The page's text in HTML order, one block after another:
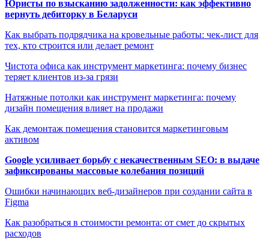
Юристы по взысканию задолженности: как эффективно
вернуть дебиторку в Беларуси
Как выбрать подрядчика на кровельные работы: чек-лист для
тех, кто строится или делает ремонт
Чистота офиса как инструмент маркетинга: почему бизнес
теряет клиентов из-за грязи
Натяжные потолки как инструмент маркетинга: почему
дизайн помещения влияет на продажи
Как демонтаж помещения становится маркетинговым
активом
Google усиливает борьбу с некачественным SEO: в выдаче
зафиксированы массовые колебания позиций
Ошибки начинающих веб-дизайнеров при создании сайта в
Figma
Как разобраться в стоимости ремонта: от смет до скрытых
расходов